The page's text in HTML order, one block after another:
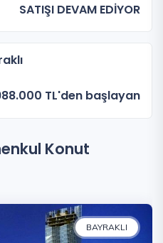
SATIŞI DEVAM EDİYOR
TL'den başlayan
Konut
BAYRAKLI